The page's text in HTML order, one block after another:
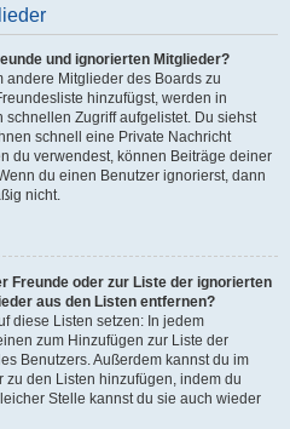
und ignorierten Mitglieder?
andere Mitglieder des Boards zu
hinzufügst, werden in
Zugriff aufgelistet. Du siehst
schnell eine Private Nachricht
du verwendest, können Beiträge deiner
du einen Benutzer ignorierst, dann
nicht.
Freunde oder zur Liste der ignorierten
aus den Listen entfernen?
diese Listen setzen: In jedem
zum Hinzufügen zur Liste der
Benutzers. Außerdem kannst du im
den Listen hinzufügen, indem du
Stelle kannst du sie auch wieder